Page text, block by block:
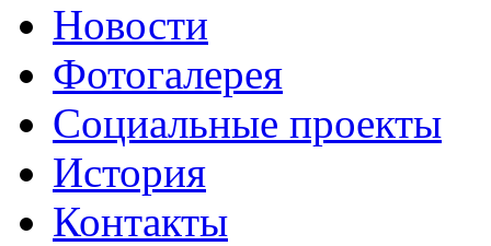
Новости
Фотогалерея
Социальные проекты
История
Контакты